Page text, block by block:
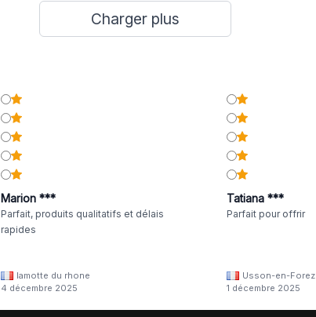
Charger plus
Marion ***
Parfait, produits qualitatifs et délais
rapides
lamotte du rhone
4 décembre 2025
Tatiana ***
Parfait pour offrir
Usson-en-Forez
1 décembre 2025